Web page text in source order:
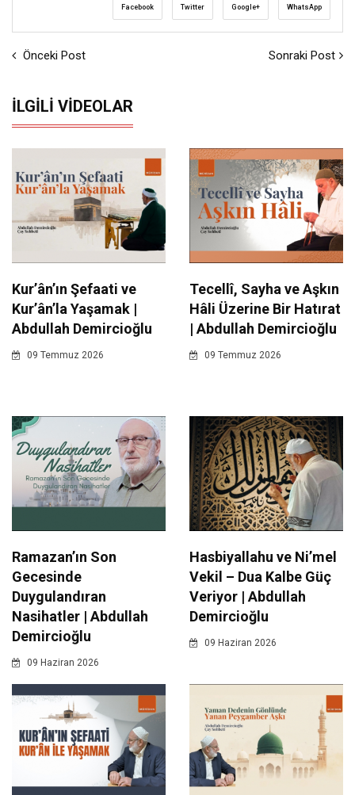
Facebook Twitter Google+ WhatsApp
Önceki Post Sonraki Post
İLGILI VIDEOLAR
Kur’ân’ın Şefaati ve
Kur’ân’la Yaşamak |
Abdullah Demircioğlu
09 Temmuz 2026
Tecellî, Sayha ve Aşkın
Hâli Üzerine Bir Hatırat
| Abdullah Demircioğlu
09 Temmuz 2026
Ramazan’ın Son
Gecesinde
Duygulandıran
Nasihatler | Abdullah
Demircioğlu
09 Haziran 2026
Hasbiyallahu ve Ni’mel
Vekil – Dua Kalbe Güç
Veriyor | Abdullah
Demircioğlu
09 Haziran 2026